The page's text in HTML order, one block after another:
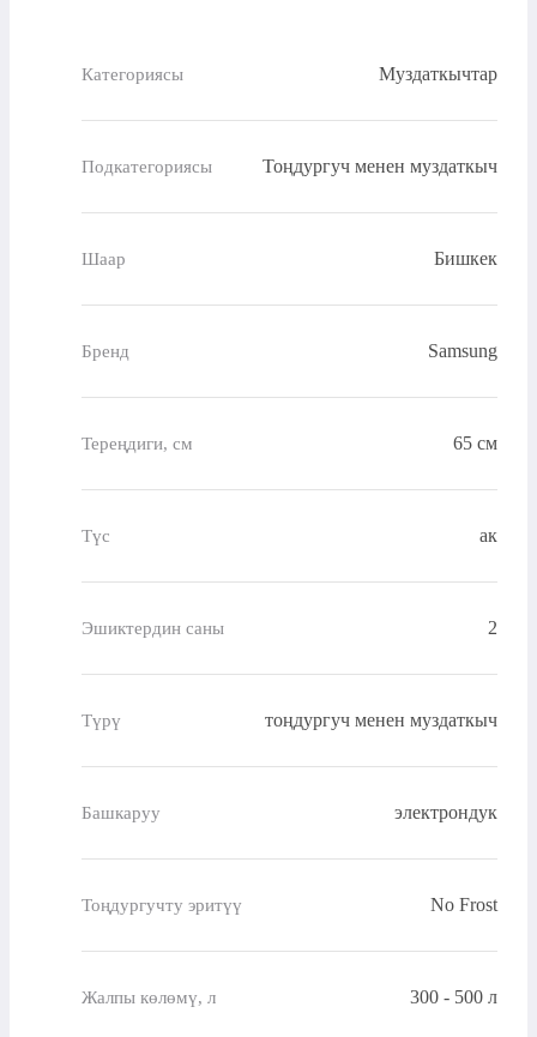
Категориясы Муздаткычтар
Подкатегориясы Тоңдургуч менен муздаткыч
Шаар Бишкек
Бренд Samsung
Тереңдиги, см 65 см
Түс ак
Эшиктердин саны 2
Түрү тоңдургуч менен муздаткыч
Башкаруу электрондук
Тоңдургучту эритүү No Frost
Жалпы көлөмү, л 300 - 500 л